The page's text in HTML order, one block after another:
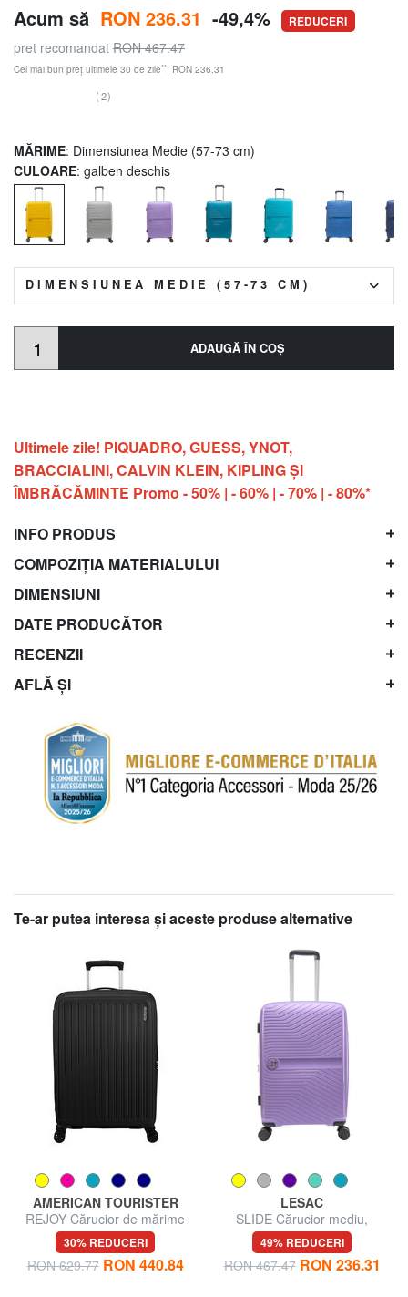
Acum să RON 236.31 -49,4% REDUCERI
pret recomandat RON 467.47
Cel mai bun preț ultimele 30 de zile**: RON 236.31
(2)
MĂRIME: Dimensiunea Medie (57-73 cm)
CULOARE: galben deschis
DIMENSIUNEA MEDIE (57-73 CM)
ADAUGĂ ÎN COŞ
Ultimele zile! PIQUADRO, GUESS, YNOT,
BRACCIALINI, CALVIN KLEIN, KIPLING ŞI
ÎMBRĂCĂMINTE Promo - 50% | - 60% | - 70% | - 80%*
INFO PRODUS
COMPOZIȚIA MATERIALULUI
DIMENSIUNI
DATE PRODUCĂTOR
RECENZII
AFLĂ ȘI
Te-ar putea interesa şi aceste produse alternative
AMERICAN TOURISTER
REJOY Cărucior de mărime
medie
30% REDUCERI
RON 629.77 RON 440.84
LESAC
SLIDE Cărucior mediu,
extensibil
49% REDUCERI
RON 467.47 RON 236.31